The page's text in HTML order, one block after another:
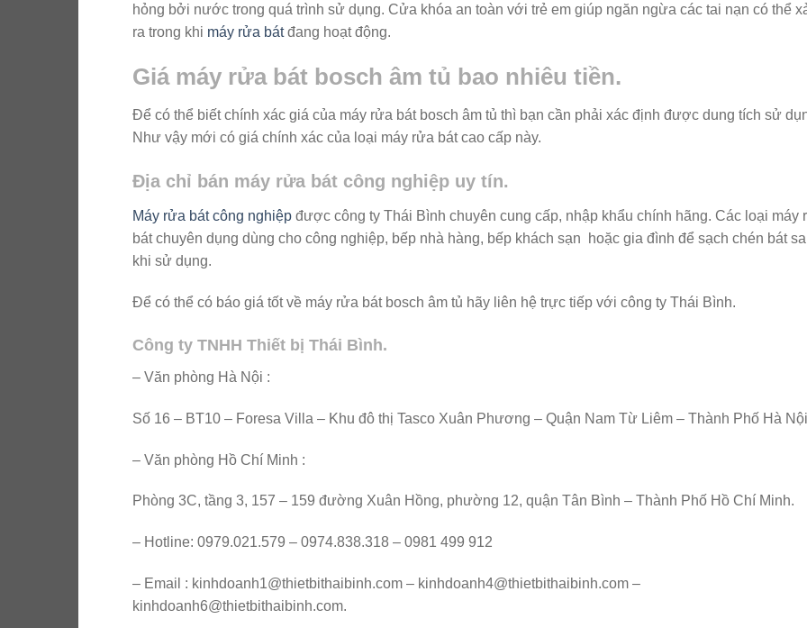
hỏng bởi nước trong quá trình sử dụng. Cửa khóa an toàn với trẻ em giúp ngăn ngừa các tai nạn có thể
ra trong khi máy rửa bátđang hoạt động.
Giá máy rửa bát bosch âm tủ bao nhiêu tiền.
Để có thể biết chính xác giá của máy rửa bát bosch âm tủ thì bạn cần phải xác định được dung tích sử
Như vậy mới có giá chính xác của loại máy rửa bát cao cấp này.
Địa chỉ bán máy rửa bát công nghiệp uy tín.
Máy rửa bát công nghiệp được công ty Thái Bình chuyên cung cấp, nhập khẩu chính hãng. Các loại máy
bát chuyên dụng dùng cho công nghiệp, bếp nhà hàng, bếp khách sạn hoặc gia đình để sạch chén bát
khi sử dụng.
Để có thể có báo giá tốt về máy rửa bát bosch âm tủ hãy liên hệ trực tiếp với công ty Thái Bình.
Công ty TNHH Thiết bị Thái Bình.
– Văn phòng Hà Nội :
Số 16 – BT10 – Foresa Villa – Khu đô thị Tasco Xuân Phương – Quận Nam Từ Liêm – Thành Phố Hà
– Văn phòng Hồ Chí Minh :
Phòng 3C, tầng 3, 157 – 159 đường Xuân Hồng, phường 12, quận Tân Bình – Thành Phố Hồ Chí Minh.
– Hotline: 0979.021.579 – 0974.838.318 – 0981 499 912
– Email : kinhdoanh1@thietbithaibinh.com – kinhdoanh4@thietbithaibinh.com –
kinhdoanh6@thietbithaibinh.com.